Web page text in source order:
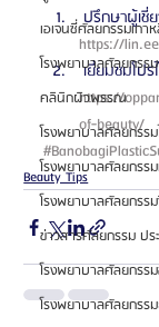
เอเจนซี่ศัลยกรรมเกา
โรงพยาบาลศัลยกรร
คลินิกผิวพรรณ
โรงพยาบาลศัลยกรร
โรงพยาบาลศัลยกรรม
โรงพยาบาลศัลยกรร
ข่าวสารศัลยกรรม ปร
โรงพยาบาลศัลยกรร
โรงพยาบาลศัลยกรร
ปรึกษาผู้เชี่
https://
เยี่ยมชมโป
https://
of-beauty/
Beauty Tips